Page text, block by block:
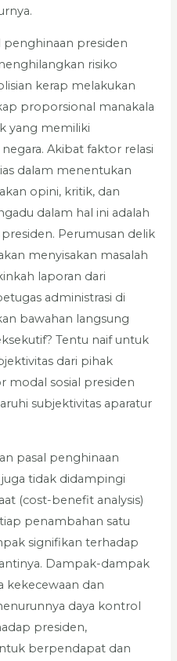
penghinaan presiden
risiko
kerap melakukan
proporsional manakala
yang memiliki
Akibat faktor relasi
dalam menentukan
opini, kritik, dan
dalam hal ini adalah
Perumusan delik
menyisakan masalah
laporan dari
administrasi di
bawahan langsung
Tentu naif untuk
dari pihak
modal sosial presiden
subjektivitas aparatur
pasal penghinaan
tidak didampingi
(cost-benefit analysis)
penambahan satu
signifikan terhadap
Dampak-dampak
kekecewaan dan
daya kontrol
presiden,
berpendapat dan